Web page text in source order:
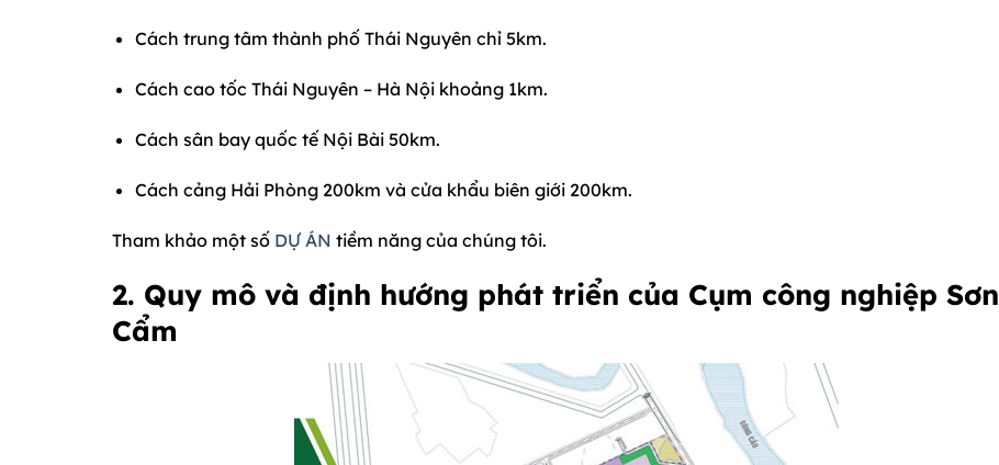
Cách trung tâm thành phố Thái Nguyên chỉ 5km.
Cách cao tốc Thái Nguyên – Hà Nội khoảng 1km.
Cách sân bay quốc tế Nội Bài 50km.
Cách cảng Hải Phòng 200km và cửa khẩu biên giới 200km.
Tham khảo một số DỰ ÁN tiềm năng của chúng tôi.
2. Quy mô và định hướng phát triển của Cụm công nghiệp Sơn
Cẩm